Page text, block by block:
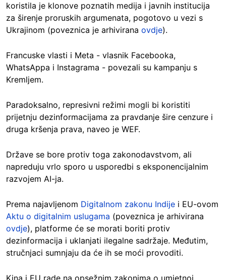
koristila je klonove poznatih medija i javnih institucija
za širenje proruskih argumenata, pogotovo u vezi s
Ukrajinom (poveznica je arhivirana ovdje).
Francuske vlasti i Meta - vlasnik Facebooka,
WhatsAppa i Instagrama - povezali su kampanju s
Kremljem.
Paradoksalno, represivni režimi mogli bi koristiti
prijetnju dezinformacijama za pravdanje šire cenzure i
druga kršenja prava, naveo je WEF.
Države se bore protiv toga zakonodavstvom, ali
napreduju vrlo sporo u usporedbi s eksponencijalnim
razvojem AI-ja.
Prema najavljenom Digitalnom zakonu Indije i EU-ovom
Aktu o digitalnim uslugama (poveznica je arhivirana
ovdje), platforme će se morati boriti protiv
dezinformacija i uklanjati ilegalne sadržaje. Međutim,
stručnjaci sumnjaju da će ih se moći provoditi.